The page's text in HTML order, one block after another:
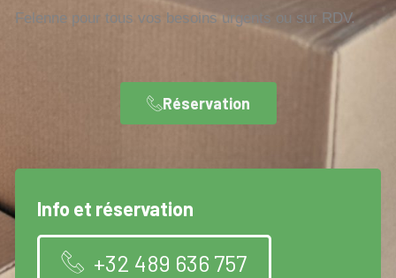
Felenne pour tous vos besoins urgents ou sur RDV.
Réservation
Info et réservation
+32 489 636 757